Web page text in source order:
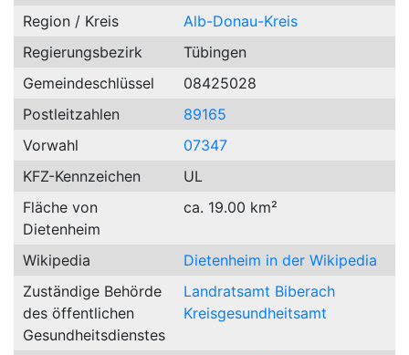
Region / Kreis
Alb-Donau-Kreis
Regierungsbezirk
Tübingen
Gemeindeschlüssel
08425028
Postleitzahlen
89165
Vorwahl
07347
KFZ-Kennzeichen
UL
Fläche von
Dietenheim
ca. 19.00 km²
Wikipedia
Dietenheim in der Wikipedia
Zuständige Behörde
des öffentlichen
Gesundheitsdienstes
Landratsamt Biberach
Kreisgesundheitsamt